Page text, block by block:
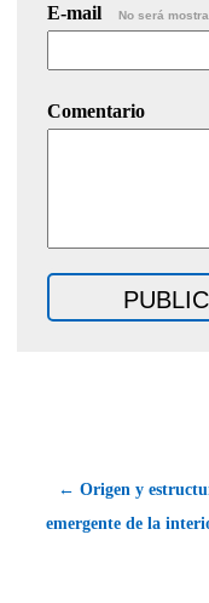
E-mail No será
Comentario
← Origen y
emergente de la